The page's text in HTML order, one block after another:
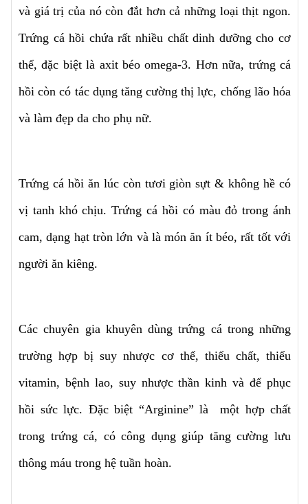
và giá trị của nó còn đắt hơn cả những loại thịt ngon.
Trứng cá hồi chứa rất nhiều chất dinh dưỡng cho cơ
thể, đặc biệt là axit béo omega-3. Hơn nữa, trứng cá
hồi còn có tác dụng tăng cường thị lực, chống lão hóa
và làm đẹp da cho phụ nữ.
Trứng cá hồi ăn lúc còn tươi giòn sựt & không hề có
vị tanh khó chịu. Trứng cá hồi có màu đỏ trong ánh
cam, dạng hạt tròn lớn và là món ăn ít béo, rất tốt với
người ăn kiêng.
Các chuyên gia khuyên dùng trứng cá trong những
trường hợp bị suy nhược cơ thể, thiếu chất, thiếu
vitamin, bệnh lao, suy nhược thần kinh và để phục
hồi sức lực. Đặc biệt “Arginine” là một hợp chất
trong trứng cá, có công dụng giúp tăng cường lưu
thông máu trong hệ tuần hoàn.